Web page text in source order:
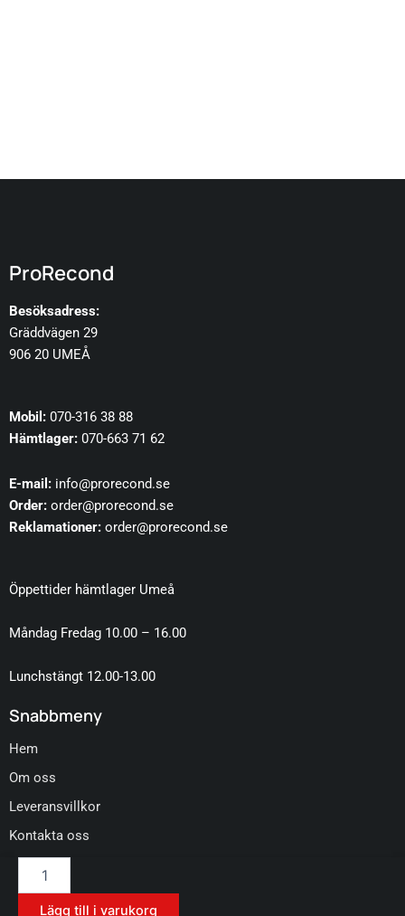
ProRecond
Besöksadress:
Gräddvägen 29
906 20 UMEÅ
Mobil: 070-316 38 88
Hämtlager: 070-663 71 62
E-mail: info@prorecond.se
Order: order@prorecond.se
Reklamationer: order@prorecond.se
Öppettider hämtlager Umeå
Måndag Fredag 10.00 – 16.00
Lunchstängt 12.00-13.00
Snabbmeny
Hem
Om oss
Leveransvillkor
Kontakta oss
Micro
Lägg till i varukorg